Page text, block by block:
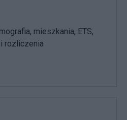
mieszkania, ETS,
rozliczenia